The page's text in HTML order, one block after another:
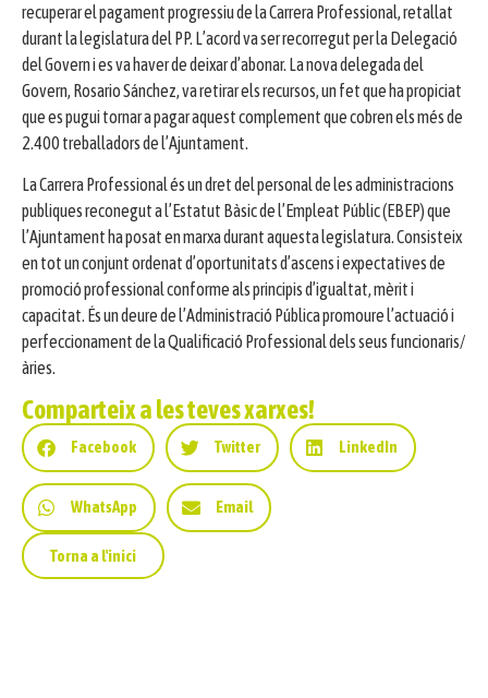
recuperar el pagament progressiu de la Carrera Professional, retallat
durant la legislatura del PP. L’acord va ser recorregut per la Delegació
del Govern i es va haver de deixar d’abonar. La nova delegada del
Govern, Rosario Sánchez, va retirar els recursos, un fet que ha propiciat
que es pugui tornar a pagar aquest complement que cobren els més de
2.400 treballadors de l’Ajuntament.
La Carrera Professional és un dret del personal de les administracions
publiques reconegut a l’Estatut Bàsic de l’Empleat Públic (EBEP) que
l’Ajuntament ha posat en marxa durant aquesta legislatura. Consisteix
en tot un conjunt ordenat d’oportunitats d’ascens i expectatives de
promoció professional conforme als principis d’igualtat, mèrit i
capacitat. És un deure de l’Administració Pública promoure l’actuació i
perfeccionament de la Qualificació Professional dels seus funcionaris/
àries.
Comparteix a les teves xarxes!
Facebook Twitter LinkedIn
WhatsApp Email
Torna a l'inici